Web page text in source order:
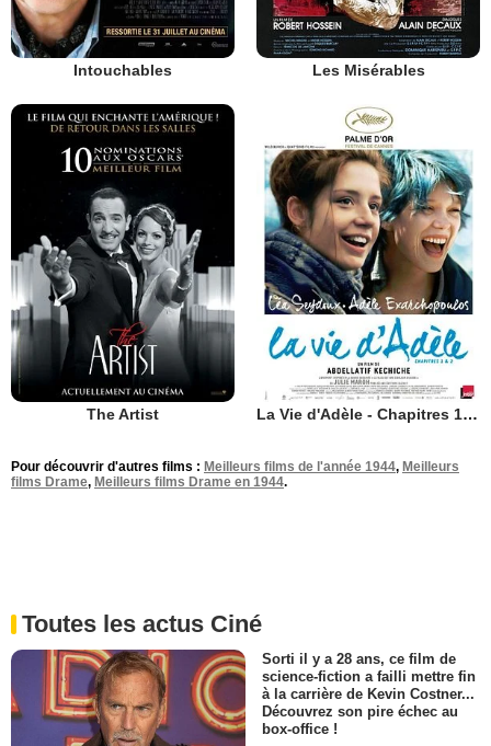
Intouchables Les Misérables
The Artist La Vie d'Adèle - Chapitres 1 et 2
Pour découvrir d'autres films : Meilleurs films de l'année 1944, Meilleurs
films Drame, Meilleurs films Drame en 1944.
Toutes les actus Ciné
Sorti il y a 28 ans, ce film de
science-fiction a failli mettre fin
à la carrière de Kevin Costner...
Découvrez son pire échec au
box-office !